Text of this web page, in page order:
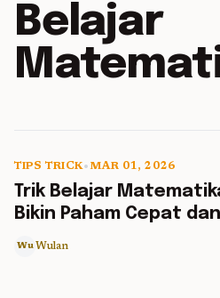
Belajar
TIPS TRICK•MAR 01, 2026
Trik Belajar
Bikin Paham Cepat
Wu Wulan